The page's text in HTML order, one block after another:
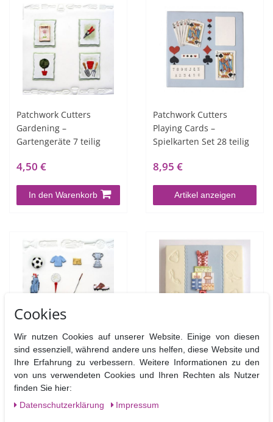
Patchwork Cutters
Gardening –
Gartengeräte 7 teilig
4,50 €
In den Warenkorb
Patchwork Cutters
Playing Cards –
Spielkarten Set 28 teilig
8,95 €
Artikel anzeigen
Patchwork Cutters Sports
Set – Sportutensilien 12
teilig
9,00 €
Patchwork Cutters
Stacked Parcels –
Geschenk Pakete
6,30 €
Cookies
Wir nutzen Cookies auf unserer Website. Einige von diesen
sind essenziell, während andere uns helfen, diese Website und
Ihre Erfahrung zu verbessern. Weitere Informationen zu den
von uns verwendeten Cookies und Ihren Rechten als Nutzer
finden Sie hier:
Daten­schutz­erklärung
Impressum